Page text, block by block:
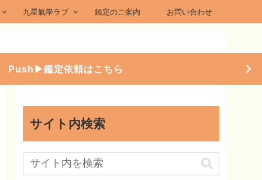
九星氣學ラブ 鑑定のご案内 お問い合わせ
Push▶︎鑑定依頼はこちら
サイト内検索